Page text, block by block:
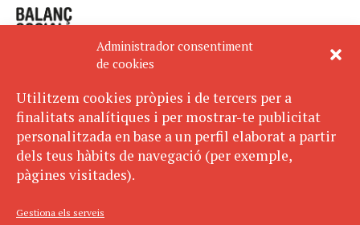
Administrador consentiment
de cookies
Utilitzem cookies pròpies i de tercers per a
finalitats analítiques i per mostrar-te publicitat
personalitzada en base a un perfil elaborat a partir
dels teus hàbits de navegació (per exemple,
pàgines visitades).
Gestiona els serveis
Avís legal
Política de privacitat
Política de cookies
SUBSCRIU-TE
AL BUTLLETÍ